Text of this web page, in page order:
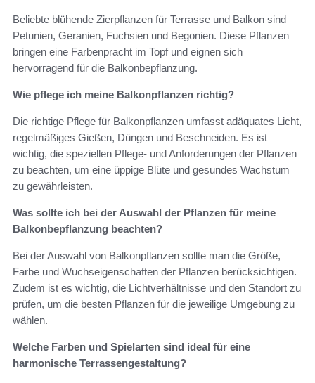
Beliebte blühende Zierpflanzen für Terrasse und Balkon sind
Petunien, Geranien, Fuchsien und Begonien. Diese Pflanzen
bringen eine Farbenpracht im Topf und eignen sich
hervorragend für die Balkonbepflanzung.
Wie pflege ich meine Balkonpflanzen richtig?
Die richtige Pflege für Balkonpflanzen umfasst adäquates Licht,
regelmäßiges Gießen, Düngen und Beschneiden. Es ist
wichtig, die speziellen Pflege- und Anforderungen der Pflanzen
zu beachten, um eine üppige Blüte und gesundes Wachstum
zu gewährleisten.
Was sollte ich bei der Auswahl der Pflanzen für meine
Balkonbepflanzung beachten?
Bei der Auswahl von Balkonpflanzen sollte man die Größe,
Farbe und Wuchseigenschaften der Pflanzen berücksichtigen.
Zudem ist es wichtig, die Lichtverhältnisse und den Standort zu
prüfen, um die besten Pflanzen für die jeweilige Umgebung zu
wählen.
Welche Farben und Spielarten sind ideal für eine
harmonische Terrassengestaltung?